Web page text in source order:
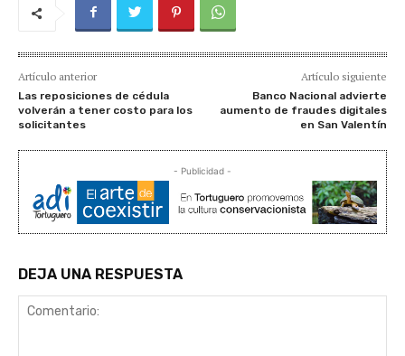
Artículo anterior
Las reposiciones de cédula
volverán a tener costo para los
solicitantes
Artículo siguiente
Banco Nacional advierte
aumento de fraudes digitales
en San Valentín
- Publicidad -
DEJA UNA RESPUESTA